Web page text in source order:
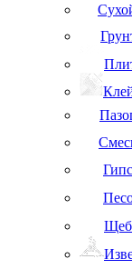
Гипс